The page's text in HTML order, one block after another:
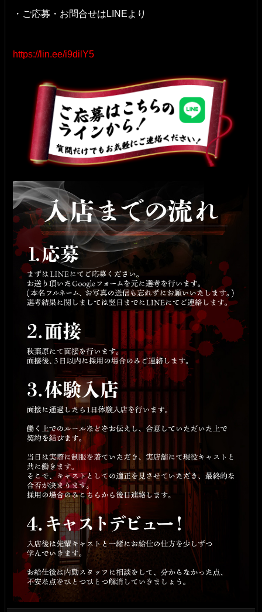
・ご応募・お問合せはLINEより
https://lin.ee/i9dilY5